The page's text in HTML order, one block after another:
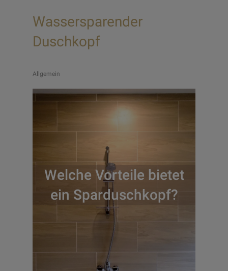
Wassersparender
Duschkopf
Allgemein
Welche Vorteile bietet
ein Sparduschkopf?